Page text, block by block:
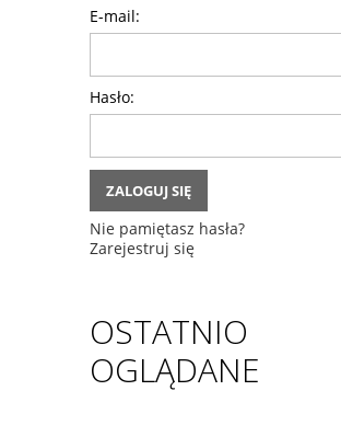
E-mail:
Hasło:
ZALOGUJ SIĘ
Nie pamiętasz hasła?
Zarejestruj się
OSTATNIO
OGLĄDANE